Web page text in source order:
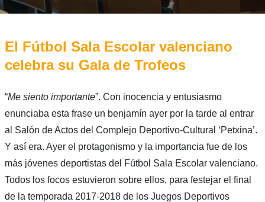
El Fútbol Sala Escolar valenciano
celebra su Gala de Trofeos
“Me siento importante”. Con inocencia y entusiasmo
enunciaba esta frase un benjamín ayer por la tarde al entrar
al Salón de Actos del Complejo Deportivo-Cultural ‘Petxina’.
Y así era. Ayer el protagonismo y la importancia fue de los
más jóvenes deportistas del Fútbol Sala Escolar valenciano.
Todos los focos estuvieron sobre ellos, para festejar el final
de la temporada 2017-2018 de los Juegos Deportivos